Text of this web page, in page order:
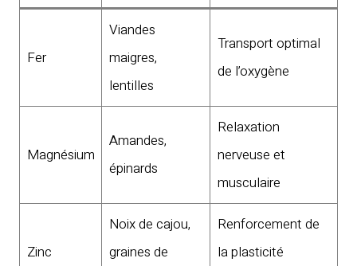
Fer
Viandes
maigres,
lentilles
Transport optimal
de l’oxygène
Magnésium
Amandes,
épinards
Relaxation
nerveuse et
musculaire
Zinc
Noix de cajou,
graines de
Renforcement de
la plasticité